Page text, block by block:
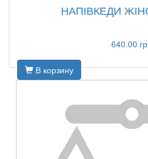
НАПІВКЕДИ
640.00
В корзину